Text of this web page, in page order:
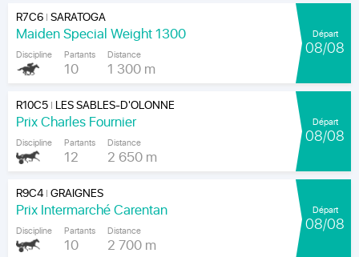
R7C6|SARATOGA
Maiden Special Weight 1300
Discipline Partants
10
Distance
1 300 m
Départ
08/08
R10C5| LES SABLES-D'OLONNE
Prix Charles Fournier
Discipline Partants
12
Distance
2 650 m
Départ
08/08
R9C4|GRAIGNES
Prix Intermarché Carentan
Discipline Partants
10
Distance
2 700 m
Départ
08/08